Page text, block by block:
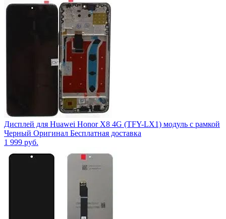
Дисплей для Huawei Honor X8 4G (TFY-LX1) модуль с рамкой
Черный Оригинал Бесплатная доставка
1 999 руб.